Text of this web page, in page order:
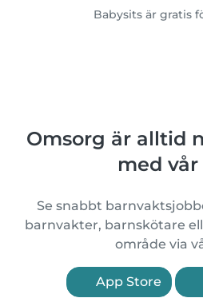
Babysits är gratis
Omsorg är alltid
med
Se snabbt
barnvakter, barnskötare
område via
App Store